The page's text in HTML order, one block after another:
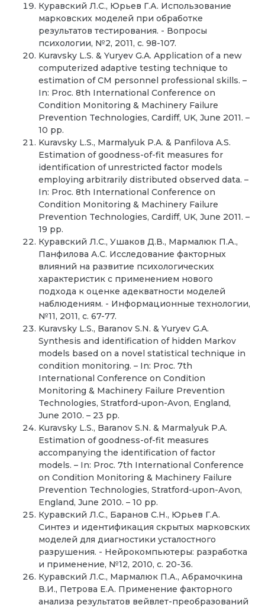
Куравский Л.С., Юрьев Г.А. Использование
марковских моделей при обработке
результатов тестирования. - Вопросы
психологии, №2, 2011, с. 98-107.
Kuravsky L.S. & Yuryev G.A. Application of a new
computerized adaptive testing technique to
estimation of CM personnel professional skills. –
In: Proc. 8th International Conference on
Condition Monitoring & Machinery Failure
Prevention Technologies, Cardiff, UK, June 2011. –
10 pp.
Kuravsky L.S., Marmalyuk P.A. & Panfilova A.S.
Estimation of goodness-of-fit measures for
identification of unrestricted factor models
employing arbitrarily distributed observed data. –
In: Proc. 8th International Conference on
Condition Monitoring & Machinery Failure
Prevention Technologies, Cardiff, UK, June 2011. –
19 pp.
Куравский Л.С., Ушаков Д.В., Мармалюк П.А.,
Панфилова А.С. Исследование факторных
влияний на развитие психологических
характеристик с применением нового
подхода к оценке адекватности моделей
наблюдениям. - Информационные технологии,
№11, 2011, c. 67-77.
Kuravsky L.S., Baranov S.N. & Yuryev G.A.
Synthesis and identification of hidden Markov
models based on a novel statistical technique in
condition monitoring. – In: Proc. 7th
International Conference on Condition
Monitoring & Machinery Failure Prevention
Technologies, Stratford-upon-Avon, England,
June 2010. – 23 pp.
Kuravsky L.S., Baranov S.N. & Marmalyuk P.A.
Estimation of goodness-of-fit measures
accompanying the identification of factor
models. – In: Proc. 7th International Conference
on Condition Monitoring & Machinery Failure
Prevention Technologies, Stratford-upon-Avon,
England, June 2010. – 10 pp.
Куравский Л.С., Баранов С.Н., Юрьев Г.А.
Синтез и идентификация скрытых марковских
моделей для диагностики усталостного
разрушения. - Нейрокомпьютеры: разработка
и применение, №12, 2010, с. 20-36.
Куравский Л.С., Мармалюк П.А., Абрамочкина
В.И., Петрова Е.А. Применение факторного
анализа результатов вейвлет-преобразований